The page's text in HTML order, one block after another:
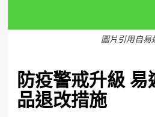
圖片引用自易
防疫警戒升級 易
品退改措施